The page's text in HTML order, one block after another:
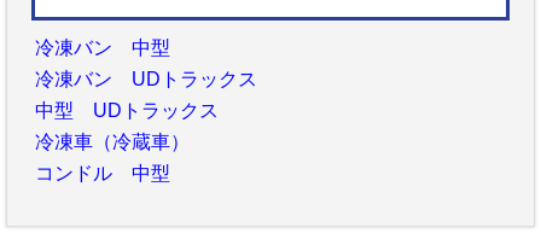
冷凍バン 中型
冷凍バン UDトラックス
中型 UDトラックス
冷凍車（冷蔵車）
コンドル 中型